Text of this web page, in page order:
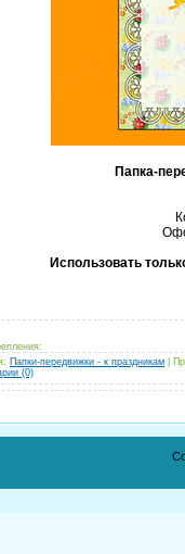
Папка-
Использовать
Папки-передвижки - к праздникам
(0)